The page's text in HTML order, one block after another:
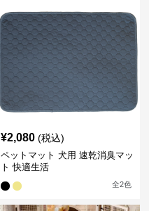
¥2,080 (税込)
ペットマット 犬用 速乾消臭マッ
ト 快適生活
全2色